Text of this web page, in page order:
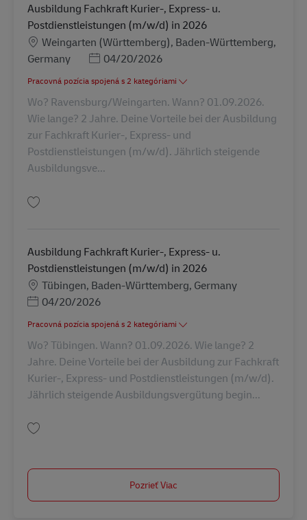
Ausbildung Fachkraft Kurier-, Express- u.
Postdienstleistungen (m/w/d) in 2026
Miesto
Weingarten (Württemberg), Baden-Württemberg,
Germany
Posted Date
04/20/2026
Pracovná pozícia spojená s 2 kategóriami
Wo? Ravensburg/Weingarten. Wann? 01.09.2026.
Wie lange? 2 Jahre. Deine Vorteile bei der Ausbildung
zur Fachkraft Kurier-, Express- und
Postdienstleistungen (m/w/d). Jährlich steigende
Ausbildungsve...
Ausbildung Fachkraft Kurier-, Express- u.
Postdienstleistungen (m/w/d) in 2026
Miesto
Tübingen, Baden-Württemberg, Germany
Posted Date
04/20/2026
Pracovná pozícia spojená s 2 kategóriami
Wo? Tübingen. Wann? 01.09.2026. Wie lange? 2
Jahre. Deine Vorteile bei der Ausbildung zur Fachkraft
Kurier-, Express- und Postdienstleistungen (m/w/d).
Jährlich steigende Ausbildungsvergütung begin...
Pozrieť Viac